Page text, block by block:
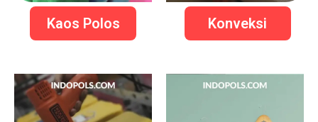
Kaos Polos Konveksi